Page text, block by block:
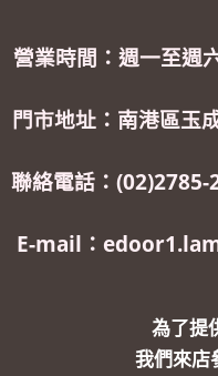
營業時間：週
門市地址：
聯絡電話
E-mail：
為了提
我們來店